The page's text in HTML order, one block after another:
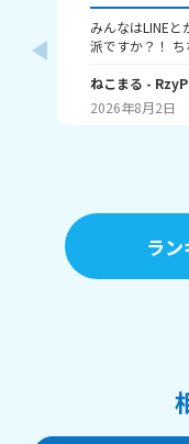
みんなはLINE
派ですか？！
す！ （笑笑、
ねこまる -
2026年8月2日
ラ